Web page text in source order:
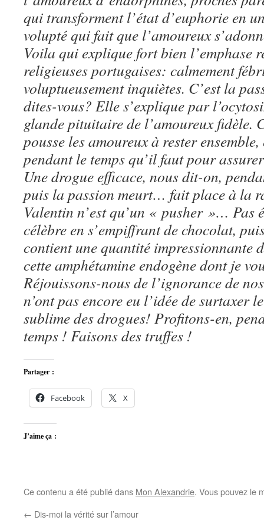
qui transforment l’état d’euphorie en
volupté qui fait que l’amoureux
Voila qui explique fort bien l’emphase
religieuses portugaises: calmement
voluptueusement inquiètes. C’est la
dites-vous? Elle s’explique par
glande pituitaire de l’amoureux fidèle.
pousse les amoureux à rester
pendant le temps qu’il faut pour
Une drogue efficace, nous dit-on,
puis la passion meurt… fait place à la
Valentin n’est qu’un « pusher »… Pas
célèbre en s’empiffrant de chocolat,
contient une quantité impressionnante
cette amphétamine endogène dont je
Réjouissons-nous de l’ignorance de
n’ont pas encore eu l’idée de surtaxer
sublime des drogues! Profitons-en,
temps ! Faisons des truffes !
Partager :
Facebook X
J’aime ça :
Ce contenu a été publié dans Mon Alexandrie. Vous pouvez le
← Dis-moi la vérité sur l’amour